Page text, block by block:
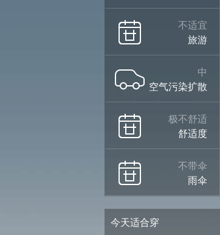
不适宜
旅游
中
空气污染扩散
极不舒适
舒适度
不带伞
雨伞
今天适合穿